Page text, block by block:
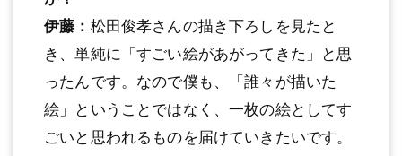
伊藤： 松田俊孝さんの描き下ろしを見たと
き、単純に「すごい絵があがってきた」と思
ったんです。なので僕も、「誰々が描いた
絵」ということではなく、一枚の絵としてす
ごいと思われるものを届けていきたいです。